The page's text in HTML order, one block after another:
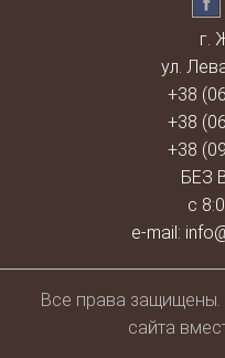
г.
ул.
+38
+38
+38
БЕЗ
с
e-mail:
Всe права защищены.
сайта